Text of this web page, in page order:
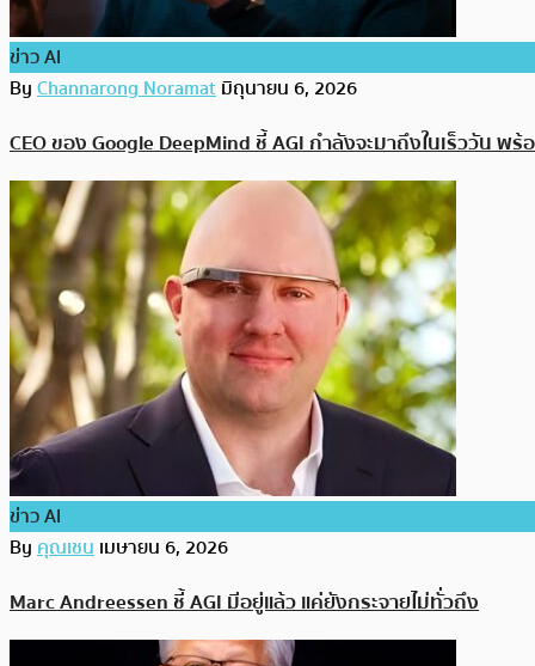
ข่าว AI
ByChannarong Noramatมิถุนายน 6, 2026
CEO ของ Google DeepMind ชี้ AGI กำลังจะมาถึงในเร็ววัน พ
ข่าว AI
Byคุณเชนเมษายน 6, 2026
Marc Andreessen ชี้ AGI มีอยู่แล้ว แค่ยังกระจายไม่ทั่วถึง